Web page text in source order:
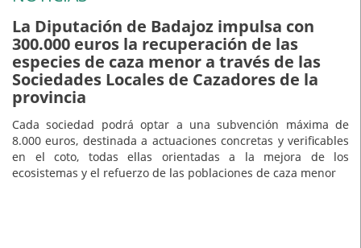
La Diputación de Badajoz impulsa con
300.000 euros la recuperación de las
especies de caza menor a través de las
Sociedades Locales de Cazadores de la
provincia
Cada sociedad podrá optar a una subvención máxima de
8.000 euros, destinada a actuaciones concretas y verificables
en el coto, todas ellas orientadas a la mejora de los
ecosistemas y el refuerzo de las poblaciones de caza menor